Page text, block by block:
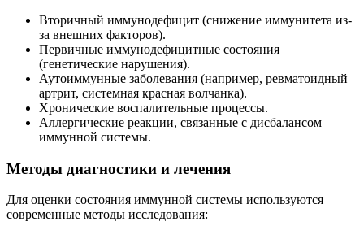
Вторичный иммунодефицит (снижение иммунитета из-
за внешних факторов).
Первичные иммунодефицитные состояния
(генетические нарушения).
Аутоиммунные заболевания (например, ревматоидный
артрит, системная красная волчанка).
Хронические воспалительные процессы.
Аллергические реакции, связанные с дисбалансом
иммунной системы.
Методы диагностики и лечения
Для оценки состояния иммунной системы используются
современные методы исследования: